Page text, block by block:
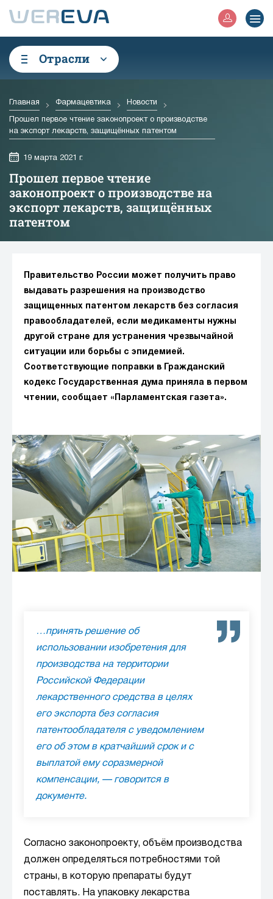
Отрасли
Главная Фармацевтика Новости
Прошел первое чтение законопроект о производстве
на экспорт лекарств, защищённых патентом
19 марта 2021 г.
Прошел первое чтение
законопроект о производстве на
экспорт лекарств, защищённых
патентом
Правительство России может получить право
выдавать разрешения на производство
защищенных патентом лекарств без согласия
правообладателей, если медикаменты нужны
другой стране для устранения чрезвычайной
ситуации или борьбы с эпидемией.
Соответствующие поправки в Гражданский
кодекс Государственная дума приняла в первом
чтении, сообщает «Парламентская газета».
…принять решение об
использовании изобретения для
производства на территории
Российской Федерации
лекарственного средства в целях
его экспорта без согласия
патентообладателя с уведомлением
его об этом в кратчайший срок и с
выплатой ему соразмерной
компенсации, — говорится в
документе.
Согласно законопроекту, объём производства
должен определяться потребностями той
страны, в которую препараты будут
поставлять. На упаковку лекарства